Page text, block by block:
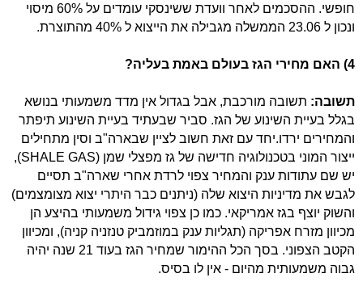
חופשי. ההסכמים לאחר וועדת ששינסקי עומדים על 60% מיסוי
ונכון ל 23.06 הממשלה מגבילה את הייצוא ל 40% מהתוצרת.
4) האם מחירי הגז בעולם באמת בעליה?
תשובה: תשובה מורכבת, אבל בגדול אין מדד משמעותי בנושא
בגלל בעיית השינוע של הגז. סביר שבעתיד בעיית השינוע תיפתר
והמחירים ירדו.יחד עם זאת חשוב לציין שבארה"ב וסין מתחילים
ייצור המוני בטכנולוגיה חדישה של גז מפצלי שמן (SHALE GAS
),
יש שם עתודות ענק והמחיר צפוי לרדת אחרי שארה"ב תסיים
לגבש את מדיניות היצוא שלה (ניתנים כבר היתרי יצוא מצומצמים)
והשוק יוצף בגז אמריקאי. כמו כן צפוי גידול משמעותי בהיצע הן
מכיוון מזרח אפריקה (תגליות ענק במוזמביק טנזניה קניה), ומכיוון
הקטב הצפוני. בסך הכל ההימור שמחיר הגז בעוד 21 שנה יהיה
גבוה משמעותית מהיום - אין לו בסיס.